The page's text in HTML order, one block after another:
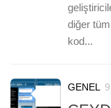
diğer
kod...
GENEL